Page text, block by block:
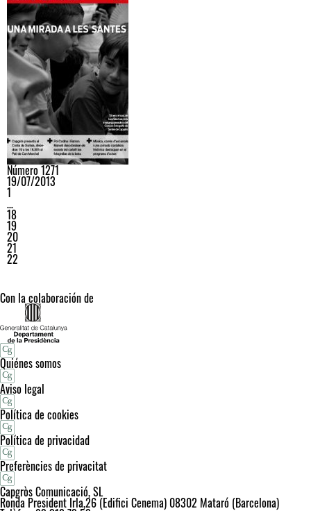
Número 1271
19/07/2013
1
…
18
19
20
21
22
Con la colaboración de
Quiénes somos
Aviso legal
Política de cookies
Política de privacidad
Preferències de privacitat
Capgròs Comunicació, SL
Ronda President Irla,26 (Edifici Cenema) 08302 Mataró (Barcelona)